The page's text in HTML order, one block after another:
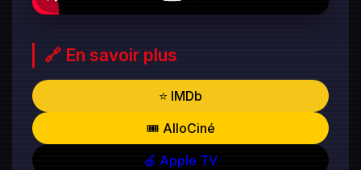
🔗 En savoir plus
⭐ IMDb
🎟️ AlloCiné
🍎 Apple TV